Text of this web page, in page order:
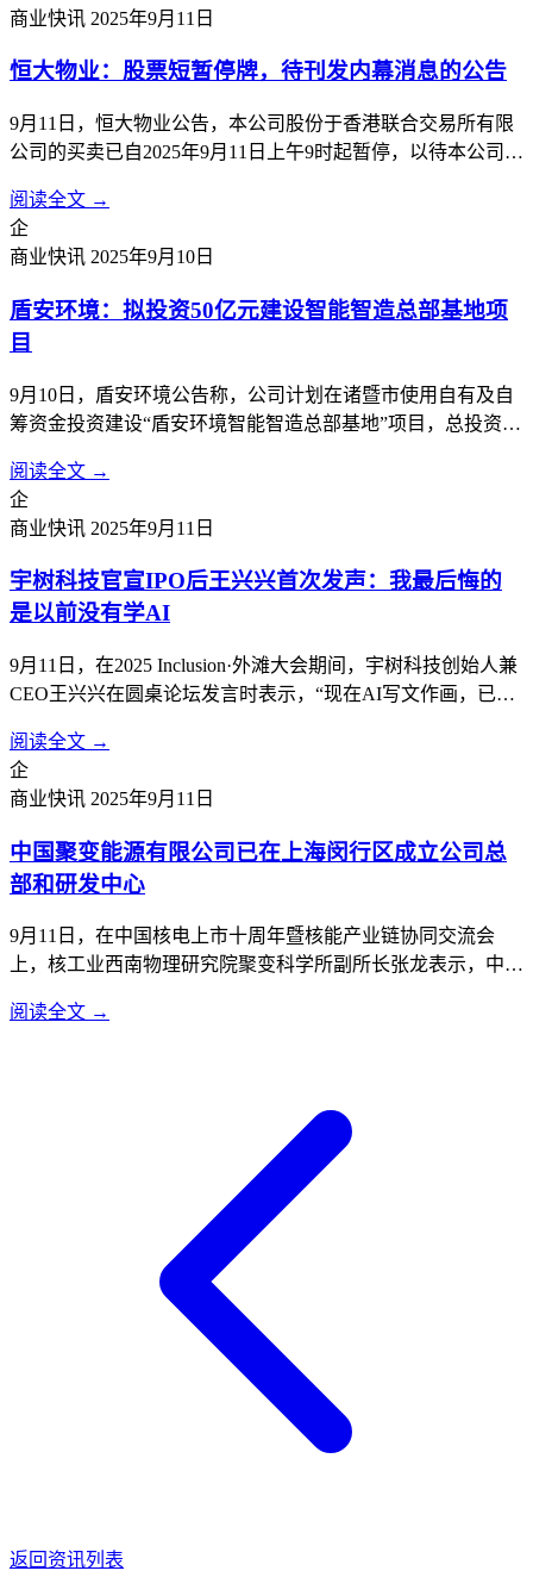
商业快讯 2025年9月11日
恒大物业：股票短暂停牌，待刊发内幕消息的公告
9月11日，恒大物业公告，本公司股份于香港联合交易所有限
公司的买卖已自2025年9月11日上午9时起暂停，以待本公司根
告。
阅读全文 →
企
商业快讯 2025年9月10日
盾安环境：拟投资50亿元建设智能智造总部基地项
目
9月10日，盾安环境公告称，公司计划在诸暨市使用自有及自
筹资金投资建设“盾安环境智能智造总部基地”项目，总投资额
期为盾安环境智能制造总部基地项目，第二期为盾安环境新能
源汽车热管理总部基地项目。计划建设盾安环境制冷核心零部
件及新能源汽车热管理核心...
阅读全文 →
企
商业快讯 2025年9月11日
宇树科技官宣IPO后王兴兴首次发声：我最后悔的
是以前没有学AI
9月11日，在2025 Inclusion·外滩大会期间，宇树科技创始人兼
CEO王兴兴在圆桌论坛发言时表示，“现在AI写文作画，已经
漠。”这是宇树科技宣布IPO计划后，他首次公开现身，畅谈
大模型时代机器人产业发展的机遇与挑战。王兴兴及他所创
立...
阅读全文 →
企
商业快讯 2025年9月11日
中国聚变能源有限公司已在上海闵行区成立公司总
部和研发中心
9月11日，在中国核电上市十周年暨核能产业链协同交流会
上，核工业西南物理研究院聚变科学所副所长张龙表示，中国
正加速推进聚变事业工程化、商业化应用。
阅读全文 →
返回资讯列表